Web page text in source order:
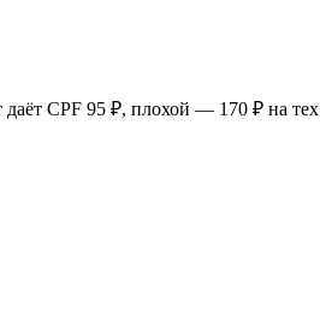
CPF 95 ₽, плохой — 170 ₽ на